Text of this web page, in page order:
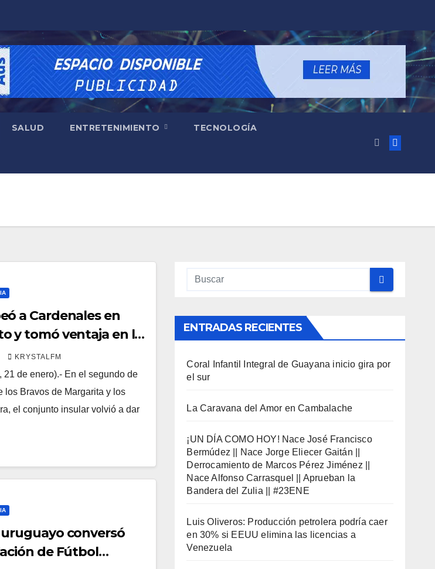
SALUD ENTRETENIMIENTO TECNOLOGÍA
a Cardenales en
y tomó ventaja en la
KRYSTALFM
21 de enero).- En el segundo de
los Bravos de Margarita y los
el conjunto insular volvió a dar
conversó
de Fútbol
ENTRADAS RECIENTES
Coral Infantil Integral de Guayana inicio gira por
el sur
La Caravana del Amor en Cambalache
¡UN DÍA COMO HOY! Nace José Francisco
Bermúdez || Nace Jorge Eliecer Gaitán ||
Derrocamiento de Marcos Pérez Jiménez ||
Nace Alfonso Carrasquel || Aprueban la
Bandera del Zulia || #23ENE
Luis Oliveros: Producción petrolera podría caer
en 30% si EEUU elimina las licencias a
Venezuela